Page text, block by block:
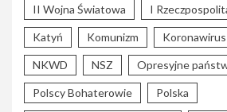
II Wojna Światowa I
Katyń Komunizm Koronawirus
NKWD NSZ Opresyjne
Polscy Bohaterowie Polska